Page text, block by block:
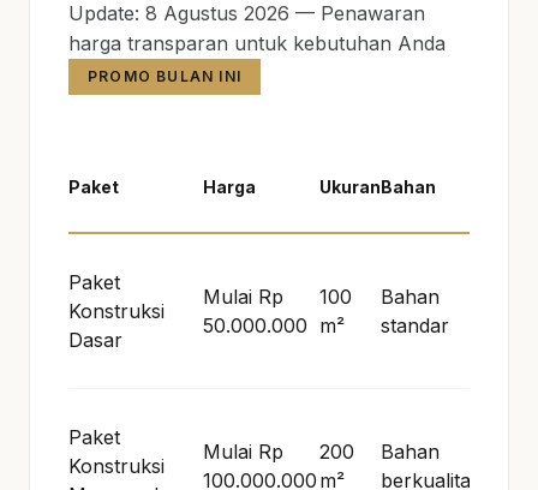
Update: 8 Agustus 2026 — Penawaran
harga transparan untuk kebutuhan Anda
PROMO BULAN INI
Paket Harga UkuranBahan
Paket
Konstruksi
Dasar
Mulai Rp
50.000.000
100
m²
Bahan
standar
Paket
Konstruksi
Mulai Rp
100.000.000
200
m²
Bahan
berkualitas